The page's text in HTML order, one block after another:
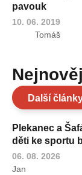
pavouk
10. 06. 2019
Tomáš
Další
Plekanec a
děti ke sportu
06. 08. 2026
Jan